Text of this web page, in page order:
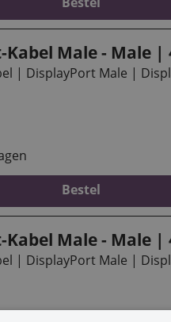
Male - Male |
| DisplayPort Male |
Bestel
Male - Male |
| DisplayPort Male |